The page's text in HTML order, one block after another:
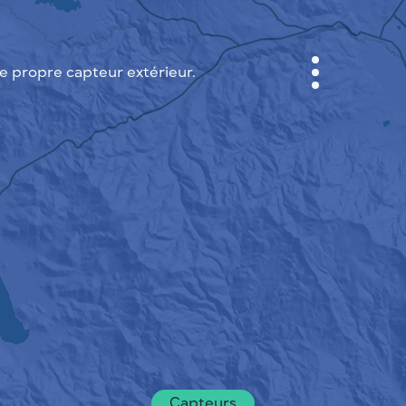
propre capteur extérieur.
CABINET
CARTES DES VILLES
SENSOR NEBO
A PROPOS DE NOUS
LANGUE DU SITE
English
Česky
Deutsch